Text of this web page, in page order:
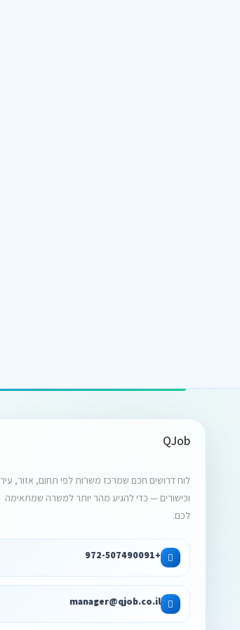
QJob
לוח דרושים חכם שמרכז משרות לפי תחום, אזור, עיר
וכישורים — כדי להגיע מהר יותר למשרה שמתאימה
לכם.
+972-507490091
manager@qjob.co.il